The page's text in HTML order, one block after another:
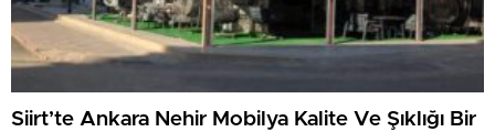
Siirt’te Ankara Nehir Mobilya Kalite Ve Şıklığı Bir